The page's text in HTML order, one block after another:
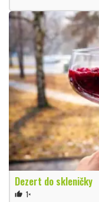
Dezert do skleničky
thumb_up 1×